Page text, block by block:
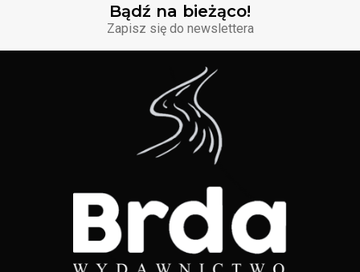
Bądź na bieżąco!
Zapisz się do newslettera